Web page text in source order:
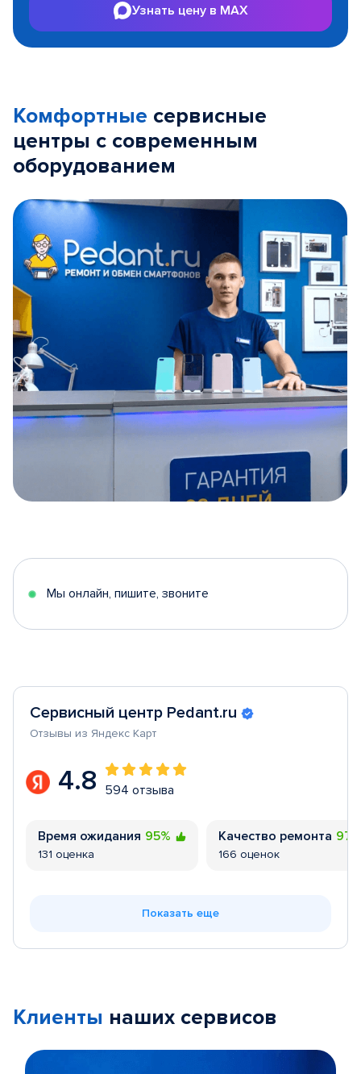
Узнать цену в MAX
Комфортные сервисные
центры с современным
оборудованием
5
Мы онлайн, пишите, звоните
Сервисный центр Pedant.ru
Отзывы из Яндекс Карт
4.8 594 отзыва
Время ожидания 95%
131 оценка
Качество ремонта
166 оценок
Показать еще
Клиенты наших сервисов